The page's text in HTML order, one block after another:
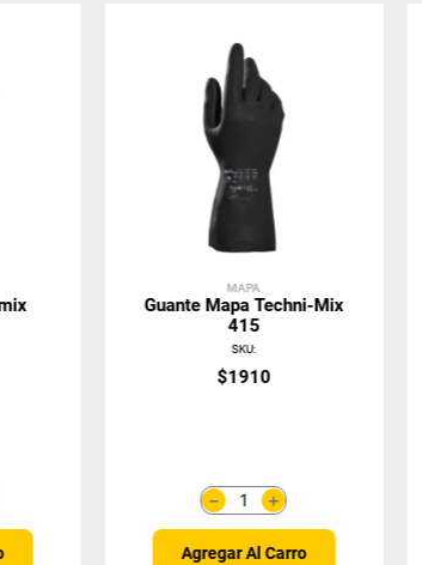
MAPA
Guante Mapa Techni-Mix
415
SKU:
$1910
＋
－
Agregar Al Carro